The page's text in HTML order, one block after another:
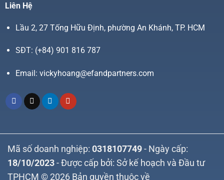
Liên Hệ
Lầu 2, 27 Tống Hữu Định, phường An Khánh, TP. HCM
SĐT: (+84) 901 816 787
Email: vickyhoang@efandpartners.com
Mã số doanh nghiệp: 0318107749 - Ngày cấp:
18/10/2023 - Được cấp bởi: Sở kế hoạch và Đầu tư
TPHCM © 2026 Bản quyền thuộc về